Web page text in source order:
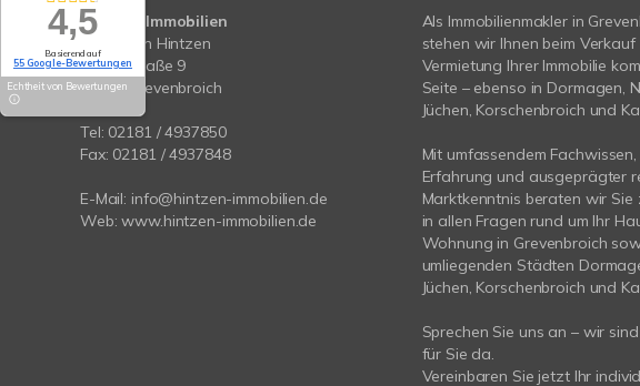
4,5
Basierend auf
55 Google-Bewertungen
Echtheit von Bewertungen
Hintzen Immobilien
Sebastian Hintzen
Lindenstraße 9
41515 Grevenbroich
Tel: 02181 / 4937850
Fax: 02181 / 4937848
E-Mail: info@hintzen-immobilien.de
Web:www.hintzen-immobilien.de
Als Immobilienmakler in
stehen wir Ihnen beim
Vermietung Ihrer Immobilie
Seite – ebenso in Dormagen,
Jüchen, Korschenbroich und
Mit umfassendem
Erfahrung und ausgeprägter
Marktkenntnis beraten wir Sie
in allen Fragen rund um Ihr
Wohnung in Grevenbroich
umliegenden Städten
Jüchen, Korschenbroich und
Sprechen Sie uns an – wir
für Sie da.
Vereinbaren Sie jetzt Ihr